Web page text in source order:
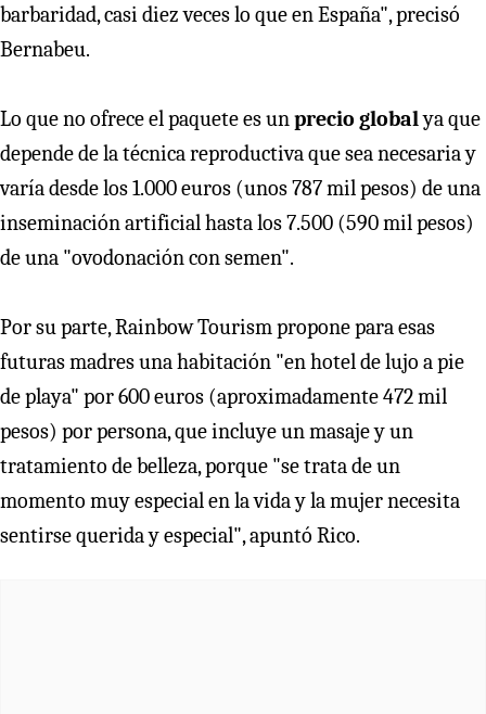
barbaridad, casi diez veces lo que en España", precisó
Bernabeu.
Lo que no ofrece el paquete es unprecio globalya que
depende de la técnica reproductiva que sea necesaria y
varía desde los 1.000 euros (unos 787 mil pesos) de una
inseminación artificial hasta los 7.500 (590 mil pesos)
de una "ovodonación con semen".
Por su parte, Rainbow Tourism propone para esas
futuras madres una habitación "en hotel de lujo a pie
de playa" por 600 euros (aproximadamente 472 mil
pesos) por persona, que incluye un masaje y un
tratamiento de belleza, porque "se trata de un
momento muy especial en la vida y la mujer necesita
sentirse querida y especial", apuntó Rico.